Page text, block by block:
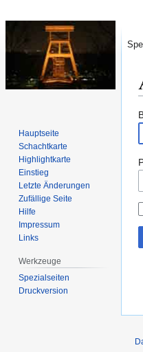
Hauptseite
Schachtkarte
Highlightkarte
Einstieg
Letzte Änderungen
Zufällige Seite
Hilfe
Impressum
Links
Werkzeuge
Spezialseiten
Druckversion